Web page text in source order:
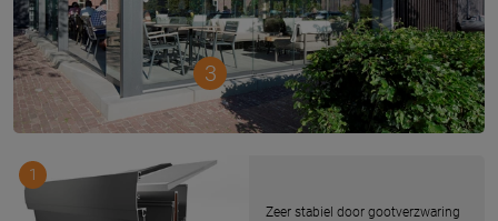
3
Zeer stabiel door gootverzwaring
1